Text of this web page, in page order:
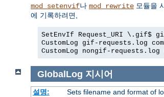
mod_setenvif나 mod_rewrite 모듈을
에 기록하려면,
SetEnvIf Request_URI \.gif$
CustomLog gif-requests.log
CustomLog nongif-requests.log
GlobalLog 지시어
설명:
Sets filename and format of